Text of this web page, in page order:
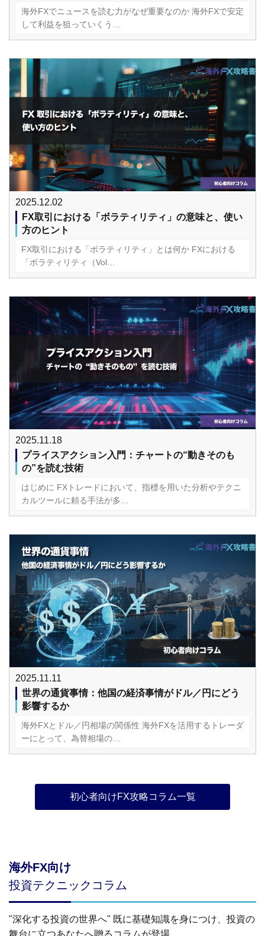
海外FXでニュースを読む力がなぜ重要なのか 海外FXで安定
して利益を狙っていくう…
2025.12.02
FX取引における「ボラティリティ」の意味と、使い
方のヒント
FX取引における「ボラティリティ」とは何か FXにおける
「ボラティリティ（Vol…
2025.11.18
プライスアクション入門：チャートの“動きそのも
の”を読む技術
はじめに FXトレードにおいて、指標を用いた分析やテクニ
カルツールに頼る手法が多…
2025.11.11
世界の通貨事情：他国の経済事情がドル／円にどう
影響するか
海外FXとドル／円相場の関係性 海外FXを活用するトレーダ
ーにとって、為替相場の…
初心者向けFX攻略コラム一覧
海外FX向け
投資テクニックコラム
"深化する投資の世界へ" 既に基礎知識を身につけ、投資の